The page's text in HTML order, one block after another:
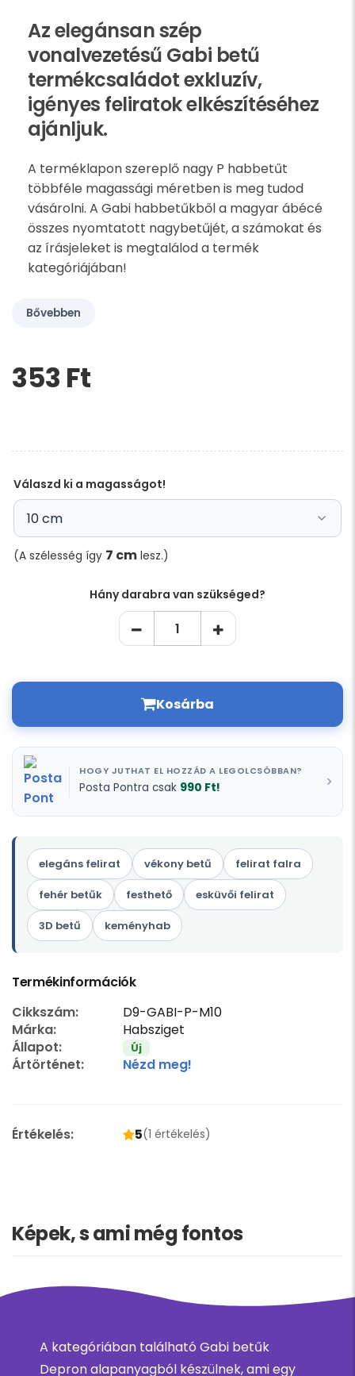
Az elegánsan szép
vonalvezetésű Gabi betű
termékcsaládot exkluzív,
igényes feliratok elkészítéséhez
ajánljuk.
A terméklapon szereplő nagy P habbetűt
többféle magassági méretben is meg tudod
vásárolni. A Gabi habbetűkből a magyar ábécé
összes nyomtatott nagybetűjét, a számokat és
az írásjeleket is megtalálod a termék
kategóriájában!
Bővebben
Kérem,
hagyja
353 Ft‎
Válaszd ki a magasságot!
(A szélesség így 7 cm lesz.)
Hány darabra van szükséged?
Kosárba
HOGY JUTHAT EL HOZZÁD A LEGOLCSÓBBAN?
Posta Pontra csak 990 Ft!
elegáns felirat vékony betű felirat falra
fehér betűk festhető esküvői felirat
3D betű keményhab
Termékinformációk
Cikkszám:
D9-GABI-P-M10
Márka:
Habsziget
Állapot:
Új
Ártörténet: Nézd meg!
Értékelés: 5(1 értékelés)
Képek, s ami még fontos
A kategóriában található Gabi betűk
Depron alapanyagból készülnek, ami egy